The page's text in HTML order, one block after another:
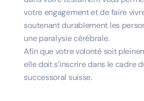
votre engagement et de faire
soutenant durablement les
une paralysie cérébrale.
Afin que votre volonté soit
elle doit s’inscrire dans le cadre
successoral suisse.